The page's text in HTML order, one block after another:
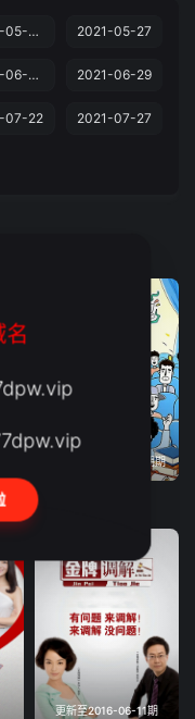
2021-05-20 2021-05-27
2021-06-24 2021-06-29
07-22 2021-07-27
更新至2026-08-06期期
更新至2016-06-11期
名